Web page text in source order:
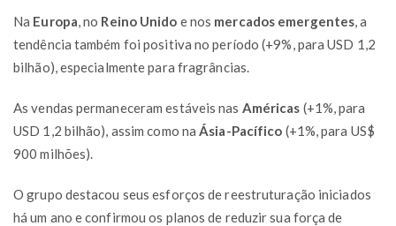
Na Europa , no Reino Unido e nos mercados emergentes , a
tendência também foi positiva no período (+9%, para USD 1,2
bilhão), especialmente para fragrâncias.
As vendas permaneceram estáveis nas Américas (+1%, para
USD 1,2 bilhão), assim como na Ásia-Pacífico (+1%, para US$
900 milhões).
O grupo destacou seus esforços de reestruturação iniciados
há um ano e confirmou os planos de reduzir sua força de